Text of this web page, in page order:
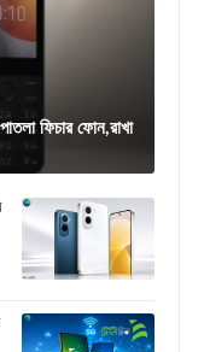
ফিচার ফোন,রাখা